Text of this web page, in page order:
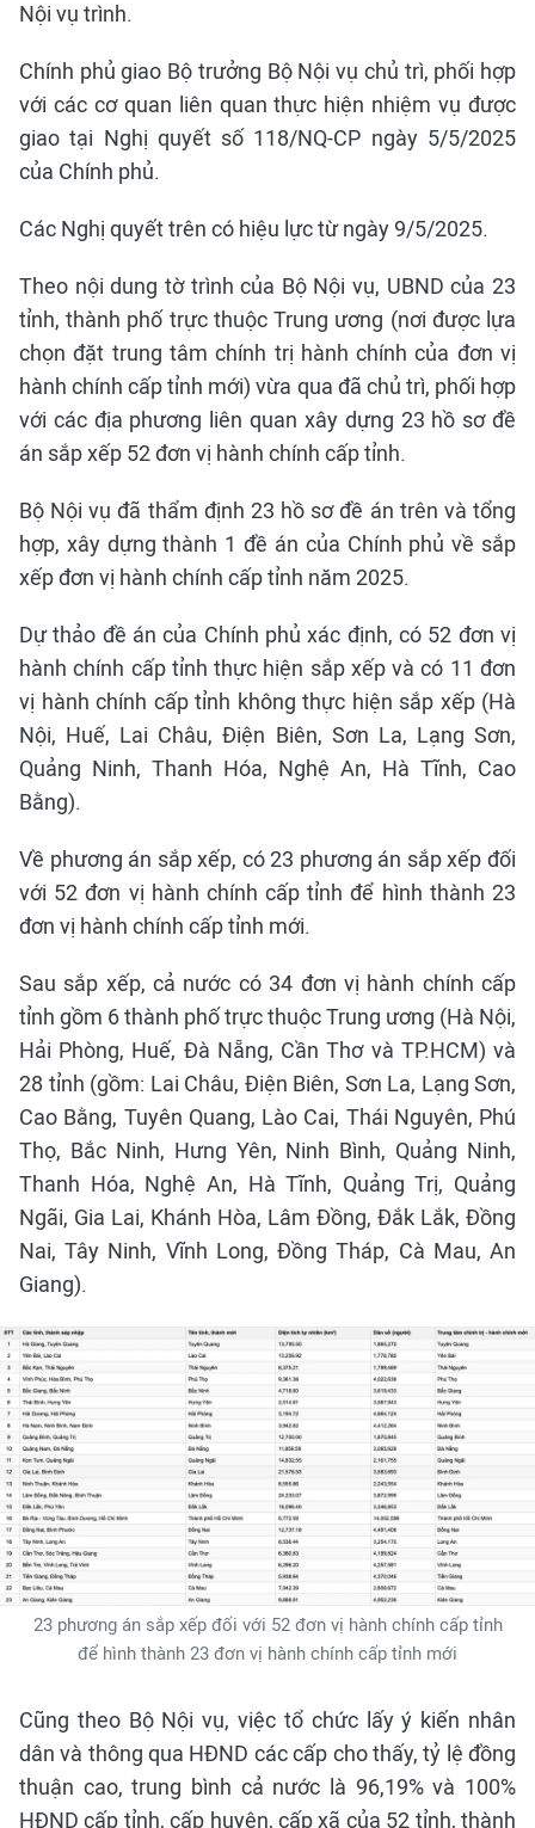
Nội vụ trình.
Chính phủ giao Bộ trưởng Bộ Nội vụ chủ trì, phối hợp
với các cơ quan liên quan thực hiện nhiệm vụ được
giao tại Nghị quyết số 118/NQ-CP ngày 5/5/2025
của Chính phủ.
Các Nghị quyết trên có hiệu lực từ ngày 9/5/2025.
Theo nội dung tờ trình của Bộ Nội vụ, UBND của 23
tỉnh, thành phố trực thuộc Trung ương (nơi được lựa
chọn đặt trung tâm chính trị hành chính của đơn vị
hành chính cấp tỉnh mới) vừa qua đã chủ trì, phối hợp
với các địa phương liên quan xây dựng 23 hồ sơ đề
án sắp xếp 52 đơn vị hành chính cấp tỉnh.
Bộ Nội vụ đã thẩm định 23 hồ sơ đề án trên và tổng
hợp, xây dựng thành 1 đề án của Chính phủ về sắp
xếp đơn vị hành chính cấp tỉnh năm 2025.
Dự thảo đề án của Chính phủ xác định, có 52 đơn vị
hành chính cấp tỉnh thực hiện sắp xếp và có 11 đơn
vị hành chính cấp tỉnh không thực hiện sắp xếp (Hà
Nội, Huế, Lai Châu, Điện Biên, Sơn La, Lạng Sơn,
Quảng Ninh, Thanh Hóa, Nghệ An, Hà Tĩnh, Cao
Bằng).
Về phương án sắp xếp, có 23 phương án sắp xếp đối
với 52 đơn vị hành chính cấp tỉnh để hình thành 23
đơn vị hành chính cấp tỉnh mới.
Sau sắp xếp, cả nước có 34 đơn vị hành chính cấp
tỉnh gồm 6 thành phố trực thuộc Trung ương (Hà Nội,
Hải Phòng, Huế, Đà Nẵng, Cần Thơ và TP.HCM) và
28 tỉnh (gồm: Lai Châu, Điện Biên, Sơn La, Lạng Sơn,
Cao Bằng, Tuyên Quang, Lào Cai, Thái Nguyên, Phú
Thọ, Bắc Ninh, Hưng Yên, Ninh Bình, Quảng Ninh,
Thanh Hóa, Nghệ An, Hà Tĩnh, Quảng Trị, Quảng
Ngãi, Gia Lai, Khánh Hòa, Lâm Đồng, Đắk Lắk, Đồng
Nai, Tây Ninh, Vĩnh Long, Đồng Tháp, Cà Mau, An
Giang).
23 phương án sắp xếp đối với 52 đơn vị hành chính cấp tỉnh
để hình thành 23 đơn vị hành chính cấp tỉnh mới
Cũng theo Bộ Nội vụ, việc tổ chức lấy ý kiến nhân
dân và thông qua HĐND các cấp cho thấy, tỷ lệ đồng
thuận cao, trung bình cả nước là 96,19% và 100%
HĐND cấp tỉnh, cấp huyện, cấp xã của 52 tỉnh, thành